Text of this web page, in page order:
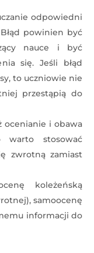
odpowiedni
powinien być
nauce i być
się. Jeśli błąd
to uczniowie nie
przestąpią do
ocenianie i obawa
warto stosować
zwrotną zamiast
koleżeńską
samoocenę
informacji do